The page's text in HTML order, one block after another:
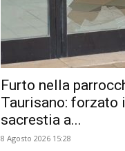
Furto nella
Taurisano: forzato
sacrestia a...
8 Agosto 2026 15:28